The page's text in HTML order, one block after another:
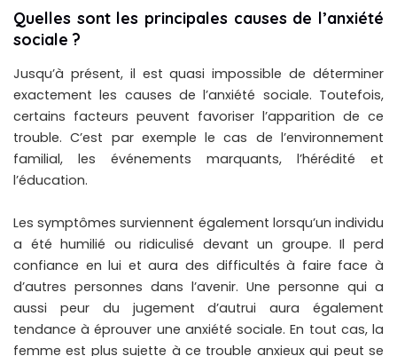
Quelles sont les principales causes de l’anxiété
sociale ?
Jusqu’à présent, il est quasi impossible de déterminer
exactement les causes de l’anxiété sociale. Toutefois,
certains facteurs peuvent favoriser l’apparition de ce
trouble. C’est par exemple le cas de l’environnement
familial, les événements marquants, l’hérédité et
l’éducation.
Les symptômes surviennent également lorsqu’un individu
a été humilié ou ridiculisé devant un groupe. Il perd
confiance en lui et aura des difficultés à faire face à
d’autres personnes dans l’avenir. Une personne qui a
aussi peur du jugement d’autrui aura également
tendance à éprouver une anxiété sociale. En tout cas, la
femme est plus sujette à ce trouble anxieux qui peut se